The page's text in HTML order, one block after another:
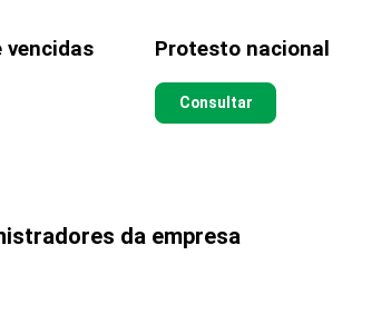
vencidas Protesto nacional
Consultar
da empresa